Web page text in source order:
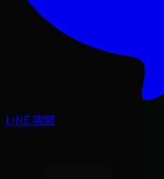
LINE 詢問